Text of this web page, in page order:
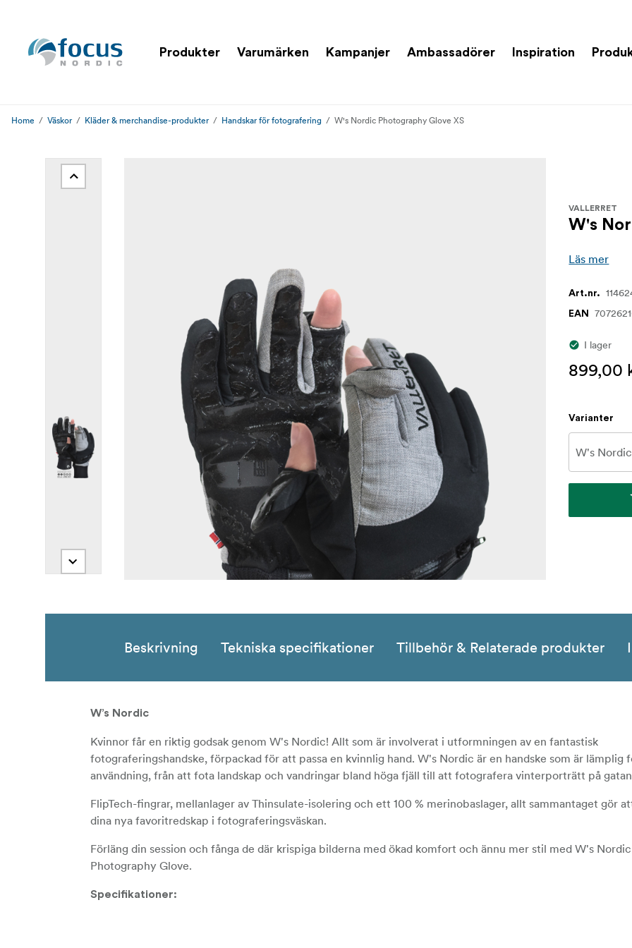
Produkter Varumärken Kampanjer Ambassadörer Inspiration
Home Väskor Kläder & merchandise-produkter Handskar för fotografering W's Nordic Photography Glove XS
VALLERRET
W's
Läs mer
Art.nr.
EAN
I lager
899,00
Varianter
Beskrivning Tekniska specifikationer Tillbehör & Relaterade produkter
W’s Nordic
Kvinnor får en riktig godsak genom W's Nordic! Allt som är involverat i utformningen av en fantastisk
fotograferingshandske, förpackad för att passa en kvinnlig hand. W's Nordic är en handske som är lämplig
användning, från att fota landskap och vandringar bland höga fjäll till att fotografera vinterporträtt på
FlipTech-fingrar, mellanlager av Thinsulate-isolering och ett 100 % merinobaslager, allt sammantaget gör
dina nya favoritredskap i fotograferingsväskan.
Förläng din session och fånga de där krispiga bilderna med ökad komfort och ännu mer stil med W's Nordic
Photography Glove.
Specifikationer: